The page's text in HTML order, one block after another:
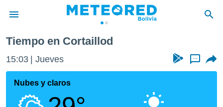
de
ha
Tiempo en Cortaillod
15:03 Jueves ...
Nubes y claros